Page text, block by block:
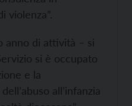
violenza”.
anno di attività – si
si è occupato
e la
all’infanzia